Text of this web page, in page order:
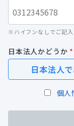
※ハイフンなしでご記入
日本法人かどうか *
日本法人
個人